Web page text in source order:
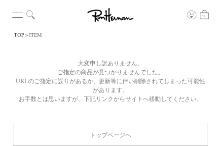
TOP ITEM
大変申し訳ありません。
ご指定の商品が見つかりませんでした。
URLのご指定に誤りがあるか、更新等に伴い削除されてしまった可能性
があります。
お手数とは思いますが、下記リンクからサイトへ移動してください。
トップページへ